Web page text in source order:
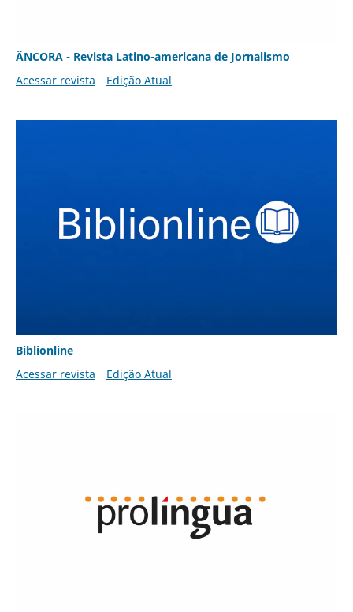
ÂNCORA - Revista Latino-americana de Jornalismo
Acessar revista
Edição Atual
Biblionline
Acessar revista
Edição Atual